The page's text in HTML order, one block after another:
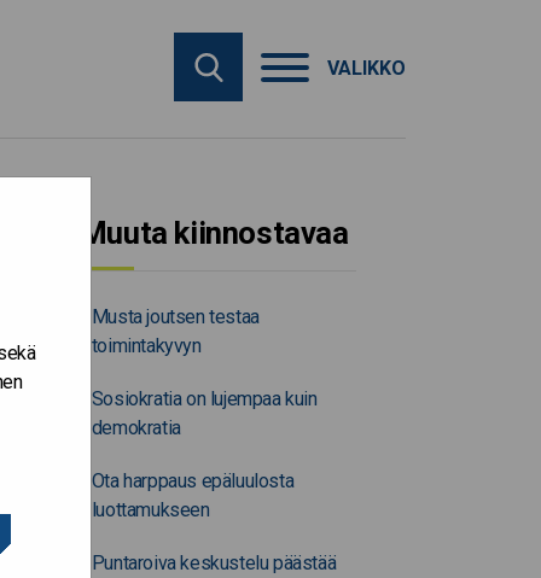
VALIKKO
Muuta kiinnostavaa
Musta joutsen testaa
toimintakyvyn
Sosiokratia on lujempaa kuin
demokratia
Ota harppaus epäluulosta
luottamukseen
Puntaroiva keskustelu päästää